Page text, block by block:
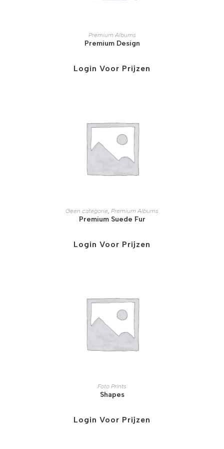
Premium Albums
Premium Design
Login Voor Prijzen
Geen categorie Premium Albums
Premium Suede Fur
Login Voor Prijzen
Foto Prints
Shapes
Login Voor Prijzen